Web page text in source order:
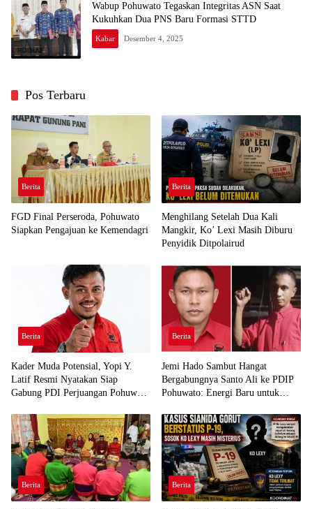
Wabup Pohuwato Tegaskan Integritas ASN Saat
Kukuhkan Dua PNS Baru Formasi STTD
Kabar Desember 4, 2025
Pos Terbaru
Berita
FGD Final Perseroda, Pohuwato
Siapkan Pengajuan ke Kemendagri
Berita
Menghilang Setelah Dua Kali
Mangkir, Ko’ Lexi Masih Diburu
Penyidik Ditpolairud
Berita
Kader Muda Potensial, Yopi Y.
Latif Resmi Nyatakan Siap
Gabung PDI Perjuangan Pohuwato
Berita
Jemi Hado Sambut Hangat
Bergabungnya Santo Ali ke PDIP
Pohuwato: Energi Baru untuk
Berita Berita